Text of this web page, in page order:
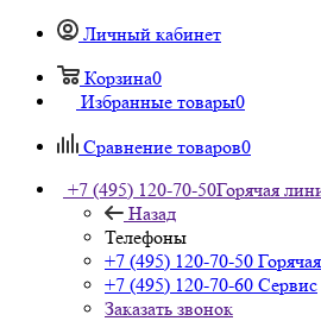
Личный кабинет
Корзина0
Избранные товары0
Сравнение товаров0
+7 (495) 120-70-50Горячая
Назад
Телефоны
+7 (495) 120-70-50
+7 (495) 120-70-60 Сервис
Заказать звонок